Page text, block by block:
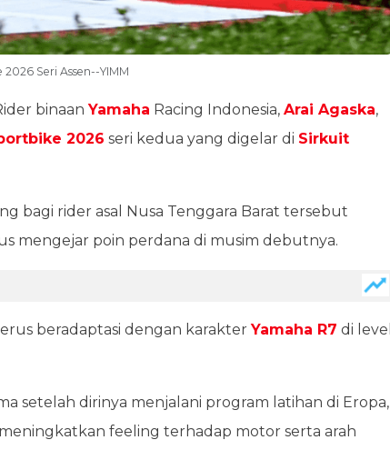
Seri Assen--YIMM
binaanYamaha Racing Indonesia, Arai Agaska,
2026 seri kedua yang digelar di Sirkuit
bagi rider asal Nusa Tenggara Barat tersebut
mengejar poin perdana di musim debutnya.
beradaptasi dengan karakterYamaha R7 di level
setelah dirinya menjalani program latihan di Eropa,
feeling terhadap motor serta arah